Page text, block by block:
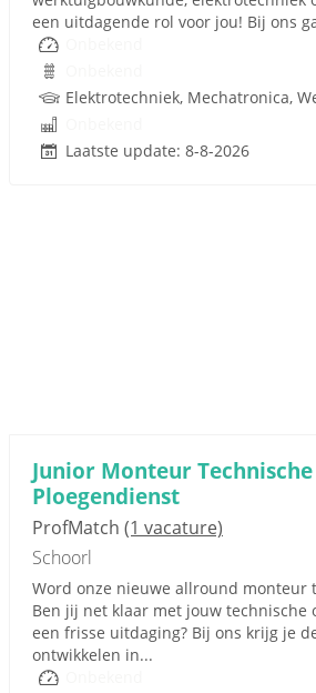
een uitdagende rol voor jou! Bij ons
Elektrotechniek, Mechatronica,
Laatste update: 8-8-2026
Junior Monteur
Ploegendienst
ProfMatch (1 vacature)
Schoorl
Word onze nieuwe allround monteur
Ben jij net klaar met jouw technische
een frisse uitdaging? Bij ons krijg je
ontwikkelen in...